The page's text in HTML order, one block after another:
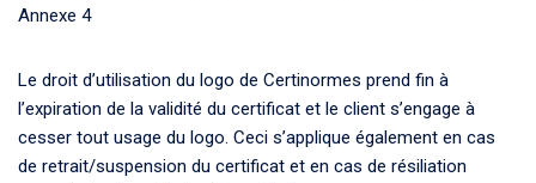
Annexe 4
Le droit d’utilisation du logo de Certinormes prend fin à
l’expiration de la validité du certificat et le client s’engage à
cesser tout usage du logo. Ceci s’applique également en cas
de retrait/suspension du certificat et en cas de résiliation